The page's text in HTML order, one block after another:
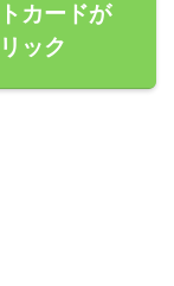
カードが
ック